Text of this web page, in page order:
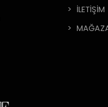
İLETİŞİM